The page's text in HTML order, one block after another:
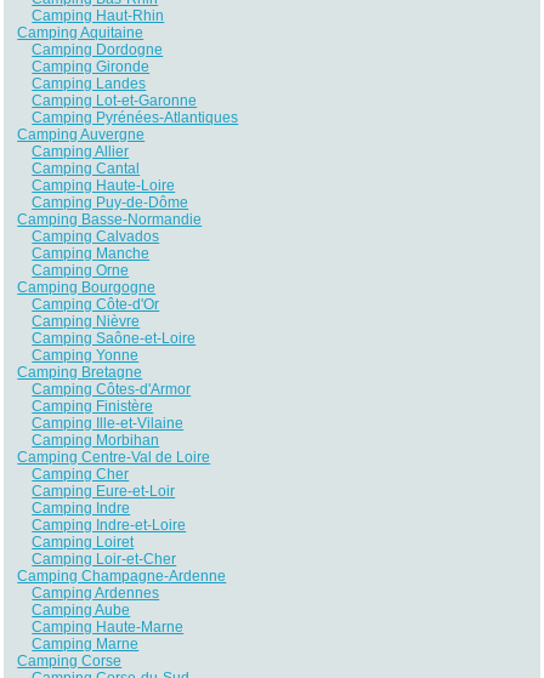
Camping Haut-Rhin
Camping Aquitaine
Camping Dordogne
Camping Gironde
Camping Landes
Camping Lot-et-Garonne
Camping Pyrénées-Atlantiques
Camping Auvergne
Camping Allier
Camping Cantal
Camping Haute-Loire
Camping Puy-de-Dôme
Camping Basse-Normandie
Camping Calvados
Camping Manche
Camping Orne
Camping Bourgogne
Camping Côte-d'Or
Camping Nièvre
Camping Saône-et-Loire
Camping Yonne
Camping Bretagne
Camping Côtes-d'Armor
Camping Finistère
Camping Ille-et-Vilaine
Camping Morbihan
Camping Centre-Val de Loire
Camping Cher
Camping Eure-et-Loir
Camping Indre
Camping Indre-et-Loire
Camping Loiret
Camping Loir-et-Cher
Camping Champagne-Ardenne
Camping Ardennes
Camping Aube
Camping Haute-Marne
Camping Marne
Camping Corse